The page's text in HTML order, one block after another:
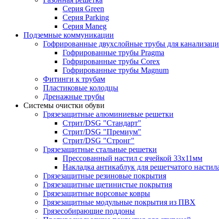
Серия Green
Серия Parking
Серия Maneg
Подземные коммуникации
Гофрированные двухслойные трубы для
Гофрированные трубы Pragma
Гофрированные трубы Corex
Гофрированные трубы Magnum
Фитинги к трубам
Пластиковые колодцы
Дренажные трубы
Системы очистки обуви
Грязезащитные алюминиевые решетки
Стрит/DSG "Стандарт"
Стрит/DSG "Премиум"
Стрит/DSG "Стронг"
Грязезащитные стальные решетки
Прессованный настил с ячейкой 33х11мм
Накладка антикаблук для решетчатого
Грязезащитные резиновые покрытия
Грязезащитные щетинистые покрытия
Грязезащитные ворсовые ковры
Грязезащитные модульные покрытия из ПВХ
Грязесобирающие поддоны